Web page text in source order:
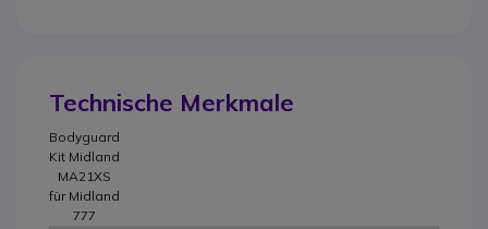
Technische Merkmale
Bodyguard
Kit Midland
MA21XS
für Midland
777